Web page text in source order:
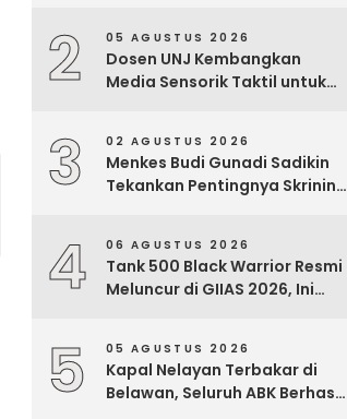
2 05 AGUSTUS 2026
Dosen UNJ Kembangkan
Media Sensorik Taktil untuk
3 02 AGUSTUS 2026
Menkes Budi Gunadi Sadikin
Tekankan Pentingnya Skrining
4 06 AGUSTUS 2026
Tank 500 Black Warrior Resmi
Meluncur di GIIAS 2026, Ini
5 05 AGUSTUS 2026
Kapal Nelayan Terbakar di
Belawan, Seluruh ABK Berhasil